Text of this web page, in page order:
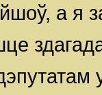
а я